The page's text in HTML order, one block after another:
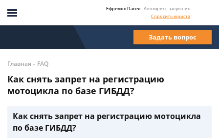
Ефремов Павел- Автоюрист, защитник
Спросить юриста
Задать вопрос
Главная - FAQ
Как снять запрет на регистрацию
мотоцикла по базе ГИБДД?
Как снять запрет на регистрацию мотоцикла
по базе ГИБДД?